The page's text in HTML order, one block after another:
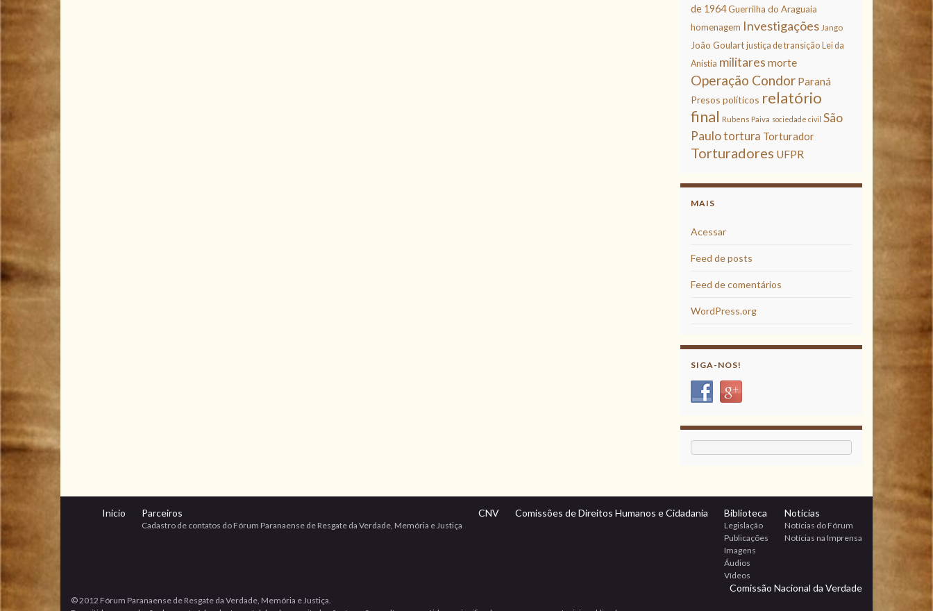
de 1964 Guerrilha do Araguaia
homenagem Investigações Jango
João Goulart justiça de transição Lei da
Anistia militares morte
Operação Condor Paraná
Presos políticos relatório
final Rubens Paiva sociedade civil São
Paulotortura Torturador
Torturadores UFPR
MAIS
Acessar
Feed de posts
Feed de comentários
WordPress.org
SIGA-NOS!
Início Parceiros
Cadastro de contatos do Fórum Paranaense de Resgate da Verdade, Memória e Justiça
CNV Comissões de Direitos Humanos e Cidadania Biblioteca
Legislação
Publicações
Imagens
Áudios
Vídeos
Notícias
Notícias do Fórum
Notícias na Imprensa
Comissão Nacional da Verdade
© 2012 Fórum Paranaense de Resgate da Verdade, Memória e Justiça.